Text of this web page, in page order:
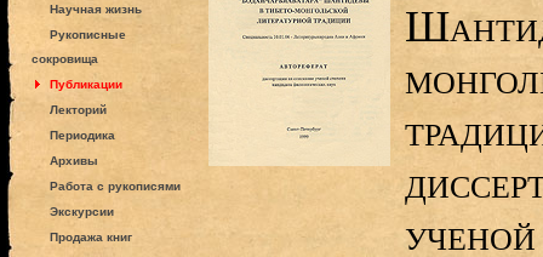
Научная жизнь
Рукописные
сокровища
Публикации
Лекторий
Периодика
Архивы
Работа с рукописями
Экскурсии
Продажа книг